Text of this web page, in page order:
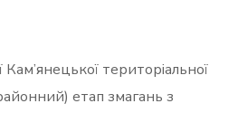
Кам’янецької територіальної
етап змагань з